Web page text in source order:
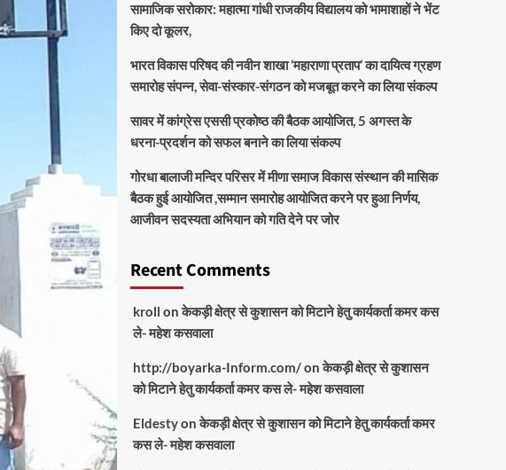
सामाजिक सरोकार: महात्मा गांधी राजकीय विद्यालय को भामाशाहों ने भेंट
किए दो कूलर,
भारत विकास परिषद की नवीन शाखा ‘महाराणा प्रताप’ का दायित्व ग्रहण
समारोह संपन्न, सेवा-संस्कार-संगठन को मजबूत करने का लिया संकल्प
सावर में कांग्रेस एससी प्रकोष्ठ की बैठक आयोजित, 5 अगस्त के
धरना-प्रदर्शन को सफल बनाने का लिया संकल्प
गोरधा बालाजी मन्दिर परिसर में मीणा समाज विकास संस्थान की मासिक
बैठक हुई आयोजित ,सम्मान समारोह आयोजित करने पर हुआ निर्णय,
आजीवन सदस्यता अभियान को गति देने पर जोर
Recent Comments
kroll onकेकड़ी क्षेत्र से कुशासन को मिटाने हेतु कार्यकर्ता कमर कस
ले- महेश कसवाला
http://boyarka-Inform.com/onकेकड़ी क्षेत्र से कुशासन
को मिटाने हेतु कार्यकर्ता कमर कस ले- महेश कसवाला
Eldestyonकेकड़ी क्षेत्र से कुशासन को मिटाने हेतु कार्यकर्ता कमर
कस ले- महेश कसवाला